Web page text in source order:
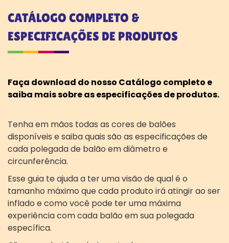
CATÁLOGO COMPLETO &
ESPECIFICAÇÕES DE PRODUTOS
Faça download do nosso Catálogo completo e
saiba mais sobre as especificações de produtos.
Tenha em mãos todas as cores de balões
disponíveis e saiba quais são as especificações de
cada polegada de balão em diâmetro e
circunferência.
Esse guia te ajuda a ter uma visão de qual é o
tamanho máximo que cada produto irá atingir ao ser
inflado e como você pode ter uma máxima
experiência com cada balão em sua polegada
específica.